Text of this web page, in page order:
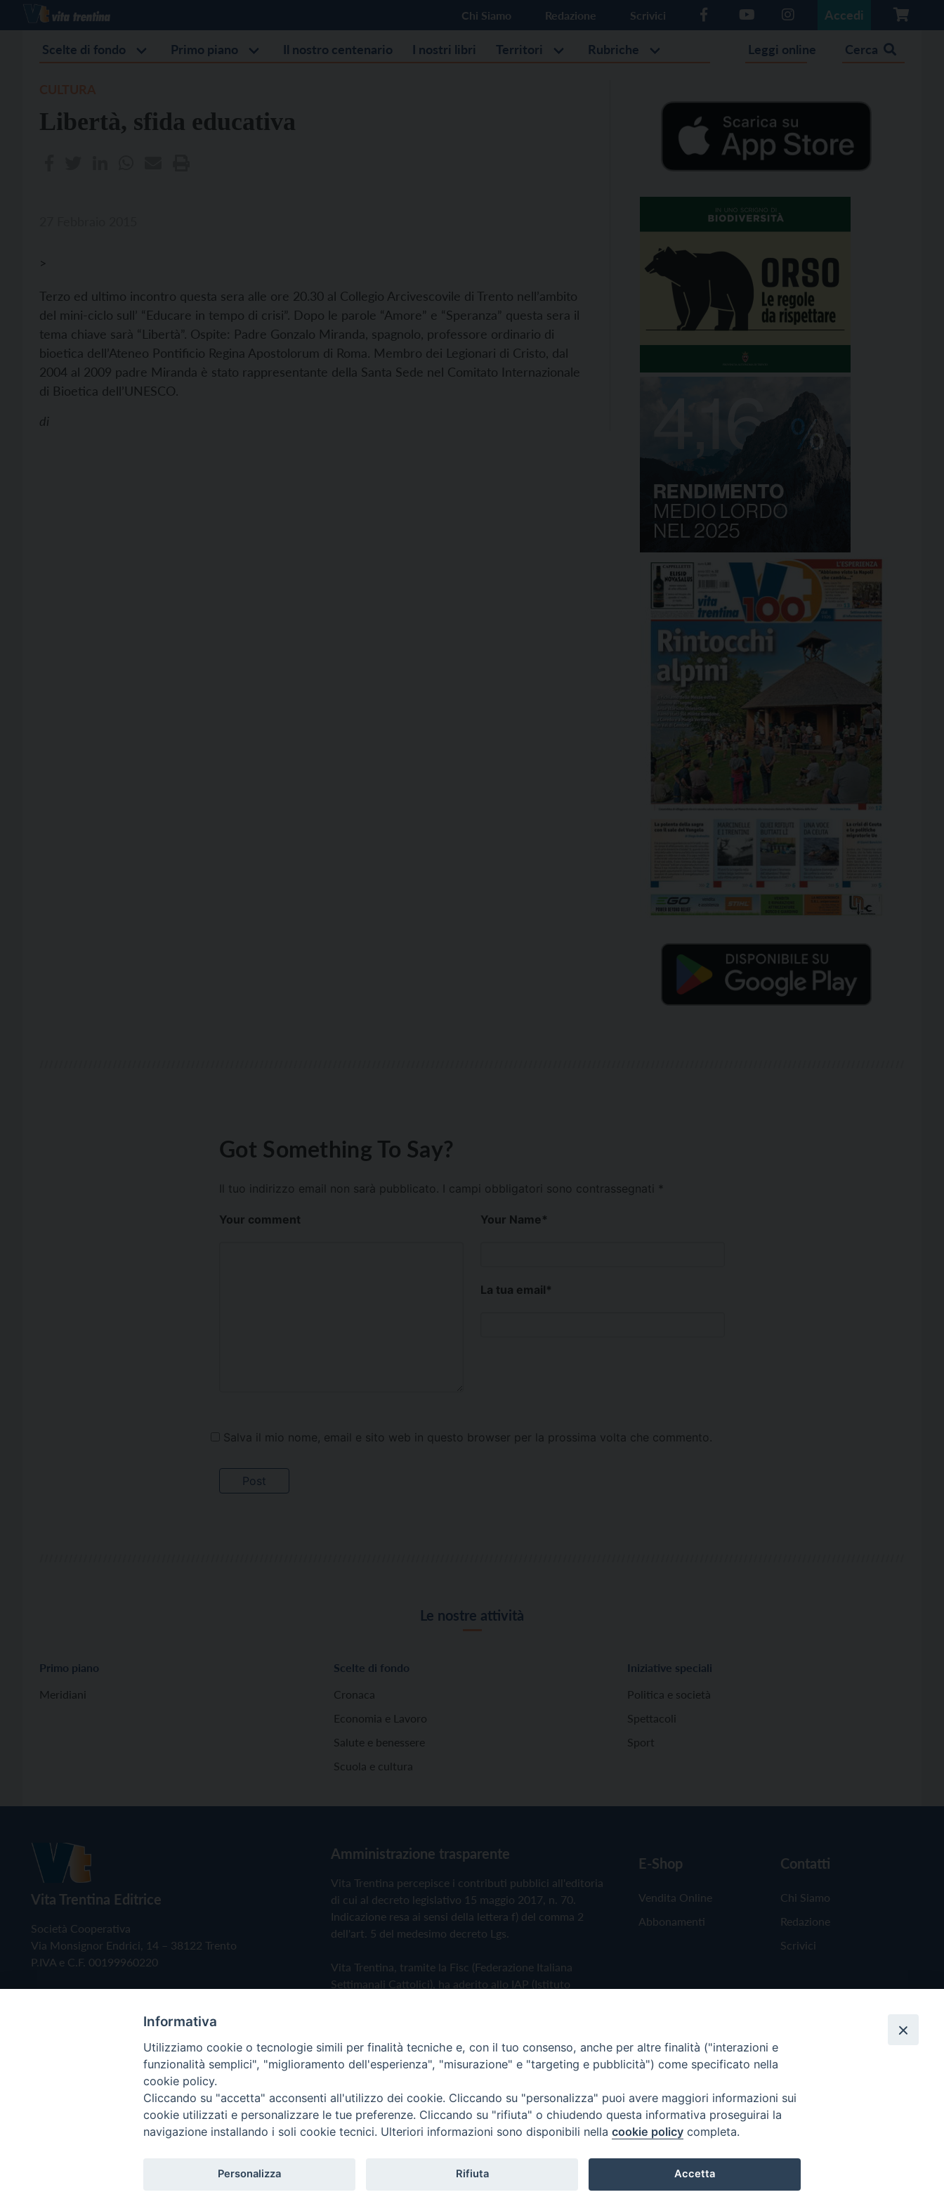
Chi Siamo Redazione Scrivici Accedi
Scelte di fondo Primo piano Il nostro centenario I nostri libri Territori Rubriche Leggi online Cerca
Libertà, sfida educativa
>
Terzo ed ultimo incontro questa sera alle ore 20.30 al Collegio Arcivescovile di Trento nell’ambito
del mini-ciclo sull’ “Educare in tempo di crisi”. Dopo le parole “Amore” e “Speranza” questa sera il
tema chiave sarà “Libertà”. Ospite: Padre Gonzalo Miranda, spagnolo, professore ordinario di
bioetica dell’Ateneo Pontificio Regina Apostolorum di Roma. Membro dei Legionari di Cristo, dal
2004 al 2009 padre Miranda è stato rappresentante della Santa Sede nel Comitato Internazionale
di Bioetica dell’UNESCO.
di
Got Something To Say?
Il tuo indirizzo email non sarà pubblicato. I campi obbligatori sono contrassegnati *
Your comment Your Name*
La tua email*
Salva il mio nome, email e sito web in questo browser per la prossima volta che commento.
Le nostre attività
Primo piano
Meridiani
Scelte di fondo
Cronaca
Economia e Lavoro
Salute e benessere
Scuola e cultura
Iniziative speciali
Politica e società
Spettacoli
Sport
Vita Trentina Editrice
Società Cooperativa
Via Monsignor Endrici, 14 – 38122 Trento
P.IVA e C.F. 00199960220
Amministrazione trasparente
Vita Trentina percepisce i contributi pubblici all'editoria
di cui al decreto legislativo 15 maggio 2017, n. 70.
Indicazione resa ai sensi della lettera f) del comma 2
dell'art. 5 del medesimo decreto Lgs.
Vita Trentina, tramite la Fisc (Federazione Italiana
Settimanali Cattolici), ha aderito allo IAP (Istituto
Privacy Policy Cookie Policy
E-Shop
Vendita Online
Abbonamenti
Contatti
Chi Siamo
Redazione
Scrivici
Copyright © 2019 - Tutti i diritti riservati - Vita Trentina Editrice
Informativa
Utilizziamo cookie o tecnologie simili per finalità tecniche e, con il tuo consenso, anche per altre finalità ("interazioni e
funzionalità semplici", "miglioramento dell'esperienza", "misurazione" e "targeting e pubblicità") come specificato nella
cookie policy.
Cliccando su "accetta" acconsenti all'utilizzo dei cookie. Cliccando su "personalizza" puoi avere maggiori informazioni sui
cookie utilizzati e personalizzare le tue preferenze. Cliccando su "rifiuta" o chiudendo questa informativa proseguirai la
navigazione installando i soli cookie tecnici. Ulteriori informazioni sono disponibili nella cookie policy completa.
Personalizza Rifiuta Accetta